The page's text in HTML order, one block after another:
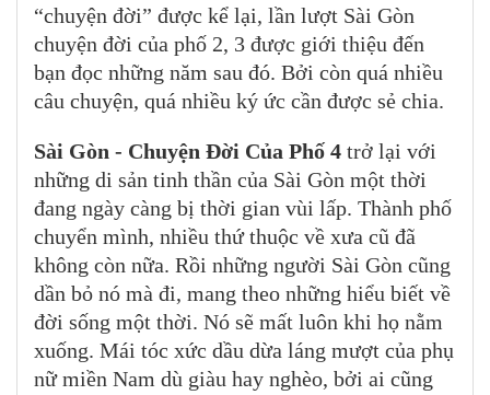
“chuyện đời” được kể lại, lần lượt Sài Gòn
chuyện đời của phố 2, 3 được giới thiệu đến
bạn đọc những năm sau đó. Bởi còn quá nhiều
câu chuyện, quá nhiều ký ức cần được sẻ chia.
Sài Gòn - Chuyện Đời Của Phố 4 trở lại với
những di sản tinh thần của Sài Gòn một thời
đang ngày càng bị thời gian vùi lấp. Thành phố
chuyển mình, nhiều thứ thuộc về xưa cũ đã
không còn nữa. Rồi những người Sài Gòn cũng
dần bỏ nó mà đi, mang theo những hiểu biết về
đời sống một thời. Nó sẽ mất luôn khi họ nằm
xuống. Mái tóc xức dầu dừa láng mượt của phụ
nữ miền Nam dù giàu hay nghèo, bởi ai cũng